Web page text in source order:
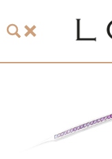
LOTOS 2026 眼镜系列